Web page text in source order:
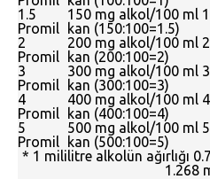
1.5
Promil
150 mg alkol/100 ml
kan (150:100=1.5)
2
Promil
200 mg alkol/100 ml
kan (200:100=2)
3
Promil
300 mg alkol/100 ml
kan (300:100=3)
4
Promil
400 mg alkol/100 ml
kan (400:100=4)
5
Promil
500 mg alkol/100 ml
kan (500:100=5)
* 1 mililitre alkolün ağırlığı
1.268